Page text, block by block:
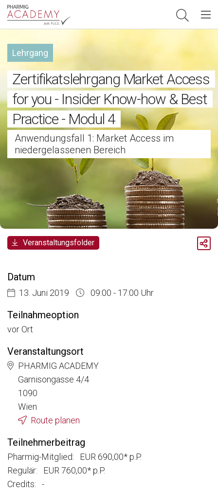
Hauptnavigation
Lehrgang
Zertifikatslehrgang Market Access
for you - Insider Know-how & Best
Practice - Modul 4
Anwendungsfall 1: Market Access im
niedergelassenen Bereich
Breadcrumb
Aktuelle Veranstaltungen
Veranstaltungsfolder
Datum
13. Juni 2019 09:00 - 17:00 Uhr
Teilnahmeoption
vor Ort
Veranstaltungsort
PHARMIG ACADEMY
Garnisongasse 4/4
1090
Wien
Route planen
Teilnehmerbeitrag
Pharmig-Mitglied: EUR 690,00* p.P.
Regulär: EUR 760,00* p.P.
Credits: -